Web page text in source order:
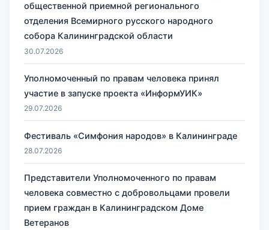
общественной приемной регионального
отделения Всемирного русского народного
собора Калининградской области
30.07.2026
Уполномоченный по правам человека принял
участие в запуске проекта «ИнформУИК»
29.07.2026
Фестиваль «Симфония народов» в Калининграде
28.07.2026
Представители Уполномоченного по правам
человека совместно с добровольцами провели
прием граждан в Калининградском Доме
Ветеранов